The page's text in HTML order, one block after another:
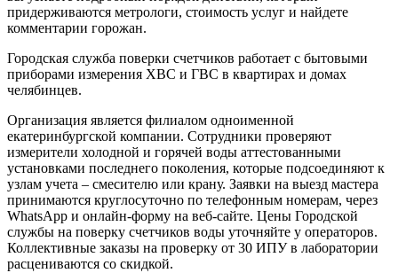
придерживаются метрологи, стоимость услуг и найдете
комментарии горожан.
Городская служба поверки счетчиков работает с бытовыми
приборами измерения ХВС и ГВС в квартирах и домах
челябинцев.
Организация является филиалом одноименной
екатеринбургской компании. Сотрудники проверяют
измерители холодной и горячей воды аттестованными
установками последнего поколения, которые подсоединяют к
узлам учета – смесителю или крану. Заявки на выезд мастера
принимаются круглосуточно по телефонным номерам, через
WhatsApp и онлайн-форму на веб-сайте. Цены Городской
службы на поверку счетчиков воды уточняйте у операторов.
Коллективные заказы на проверку от 30 ИПУ в лаборатории
расцениваются со скидкой.